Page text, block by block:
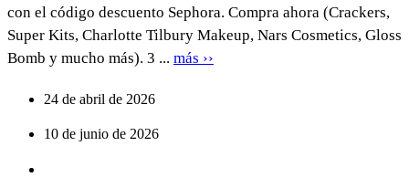
con el código descuento Sephora. Compra ahora (Crackers,
Super Kits, Charlotte Tilbury Makeup, Nars Cosmetics, Gloss
Bomb y mucho más). 3 ... más ››
24 de abril de 2026
10 de junio de 2026